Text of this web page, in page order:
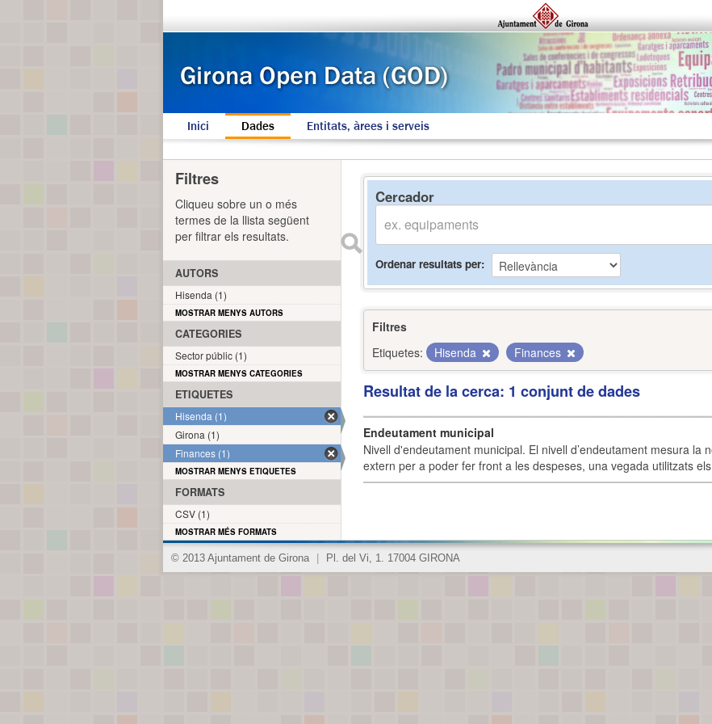
Inici Dades Entitats, àrees i serveis
Cercador
Ordenar resultats per
Filtres
Etiquetes:
Hisenda Finances
Resultat de la cerca: 1 conjunt de dades
Endeutament municipal
Nivell d'endeutament municipal. El nivell d’endeutament mesura la
extern per a poder fer front a les despeses, una vegada utilitzats
Filtres
Cliqueu sobre un o més
termes de la llista següent
per filtrar els resultats.
AUTORS
Hisenda (1)
MOSTRAR MENYS AUTORS
CATEGORIES
Sector públic (1)
MOSTRAR MENYS CATEGORIES
ETIQUETES
Hisenda (1)
Girona (1)
Finances (1)
MOSTRAR MENYS ETIQUETES
FORMATS
CSV (1)
MOSTRAR MÉS FORMATS
© 2013 Ajuntament de Girona Pl. del Vi, 1. 17004 GIRONA